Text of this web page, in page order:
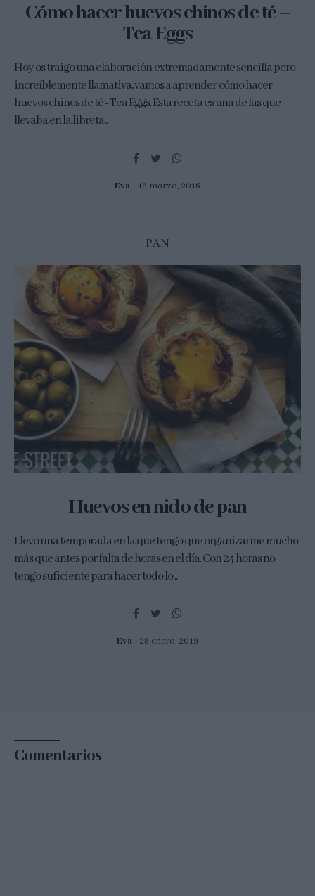
Cómo hacer huevos chinos de té –
Tea Eggs
Hoy os traigo una elaboración extremadamente sencilla pero
increíblemente llamativa, vamos a aprender cómo hacer
huevos chinos de té - Tea Eggs. Esta receta es una de las que
llevaba en la libreta...
Eva 16 marzo, 2016
PAN
Huevos en nido de pan
Llevo una temporada en la que tengo que organizarme mucho
más que antes por falta de horas en el día. Con 24 horas no
tengo suficiente para hacer todo lo...
Eva 28 enero, 2019
Comentarios